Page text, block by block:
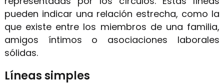
pueden indicar una relación estrecha, como la
que existe entre los miembros de una familia,
amigos íntimos o asociaciones laborales
sólidas.
Líneas simples